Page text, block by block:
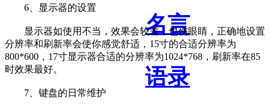
名言
语录
6、显示器的设置
显示器如使用不当，效果会较差，也伤眼睛，正确地设置
分辨率和刷新率会使你感觉舒适，15寸的合适分辨率为
800*600，17寸显示器合适的分辨率为1024*768，刷新率在85
时效果最好。
7、键盘的日常维护